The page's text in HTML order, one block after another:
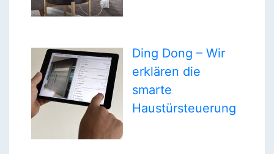
Ding Dong – Wir
erklären die
smarte
Haustürsteuerung